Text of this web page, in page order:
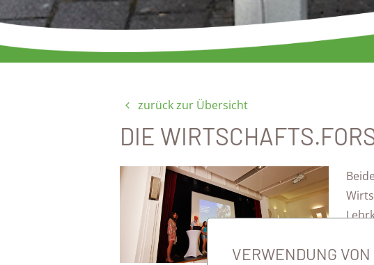
zurück zur Übersicht
DIE
Die
VERWENDUNG VON